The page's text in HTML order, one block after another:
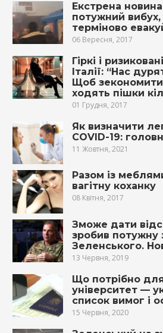
Екстрена
потужний
терміново
06 Вересня, 2017
Гіркі і
Італії: “Нас
Щоб
ходять пішки
01 Грудня, 2017
Як визначити
COVID-19:
11 Жовтня, 2021
Разом із
вагітну коханку
08 Квітня, 2017
Зможе дати
зробив потужну
Зеленського.
13 Червня, 2019
Що потрібно
університет —
список вимог і
15 Червня, 2020